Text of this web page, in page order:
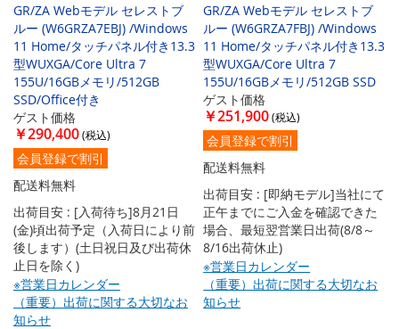
GR/ZA Webモデル セレストブ
ルー (W6GRZA7EBJ) /Windows
11 Home/タッチパネル付き13.3
型WUXGA/Core Ultra 7
155U/16GBメモリ/512GB
SSD/Office付き
ゲスト価格
￥290,400
会員登録で割引
配送料無料
出荷目安 : [入荷待ち]8月21日
(金)頃出荷予定（入荷日により前
後します）(土日祝日及び出荷休
止日を除く)
※営業日カレンダー
（重要）出荷に関する大切なお
知らせ
GR/ZA Webモデル セレストブ
ルー (W6GRZA7FBJ) /Windows
11 Home/タッチパネル付き13.3
型WUXGA/Core Ultra 7
155U/16GBメモリ/512GB SSD
ゲスト価格
￥251,900
会員登録で割引
配送料無料
出荷目安 : [即納モデル]当社にて
正午までにご入金を確認できた
場合、最短翌営業日出荷(8/8～
8/16出荷休止)
※営業日カレンダー
（重要）出荷に関する大切なお
知らせ